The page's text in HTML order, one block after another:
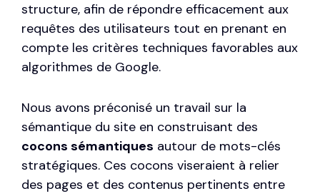
structure, afin de répondre efficacement aux
requêtes des utilisateurs tout en prenant en
compte les critères techniques favorables aux
algorithmes de Google.
Nous avons préconisé un travail sur la
sémantique du site en construisant des
cocons sémantiques autour de mots-clés
stratégiques. Ces cocons viseraient à relier
des pages et des contenus pertinents entre